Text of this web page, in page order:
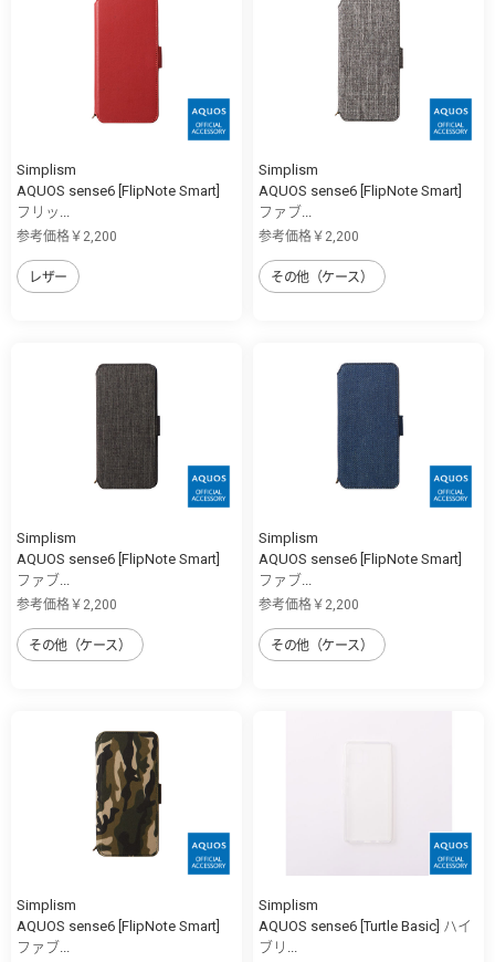
Simplism
AQUOS sense6 [FlipNote Smart]
フリッ...
参考価格￥2,200
レザー
Simplism
AQUOS sense6 [FlipNote Smart]
ファブ...
参考価格￥2,200
その他（ケース）
Simplism
AQUOS sense6 [FlipNote Smart]
ファブ...
参考価格￥2,200
その他（ケース）
Simplism
AQUOS sense6 [FlipNote Smart]
ファブ...
参考価格￥2,200
その他（ケース）
Simplism
AQUOS sense6 [FlipNote Smart]
ファブ...
Simplism
AQUOS sense6 [Turtle Basic] ハイ
ブリ...